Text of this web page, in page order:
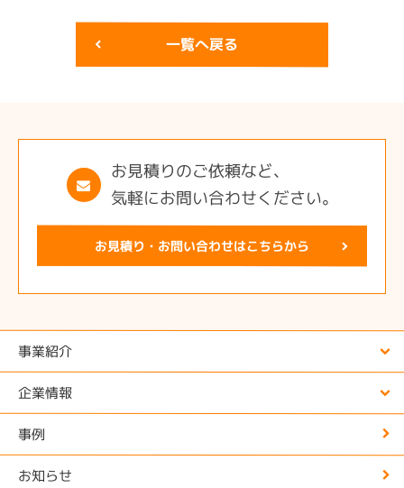
一覧へ戻る
お見積りのご依頼など、
気軽にお問い合わせください。
お見積り・お問い合わせはこちらから
事業紹介
企業情報
事例
お知らせ